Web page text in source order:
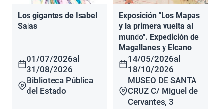
Los gigantes de Isabel
Salas
01/07/2026al
31/08/2026
Biblioteca Pública
del Estado
Exposición "Los Mapas
y la primera vuelta al
mundo". Expedición de
Magallanes y Elcano
14/05/2026al
18/10/2026
MUSEO DE SANTA
CRUZ C/ Miguel de
Cervantes, 3